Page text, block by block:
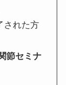
された方
節セミナ